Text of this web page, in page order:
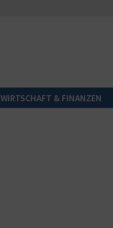
WIRTSCHAFT & FINANZEN